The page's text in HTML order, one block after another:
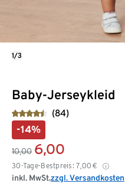
Baby-Jerseykleid
(84)
-14%
10,00 6,00
30-Tage-Bestpreis: 7,00 €
inkl. MwSt.zzgl. Versandkosten
1/3